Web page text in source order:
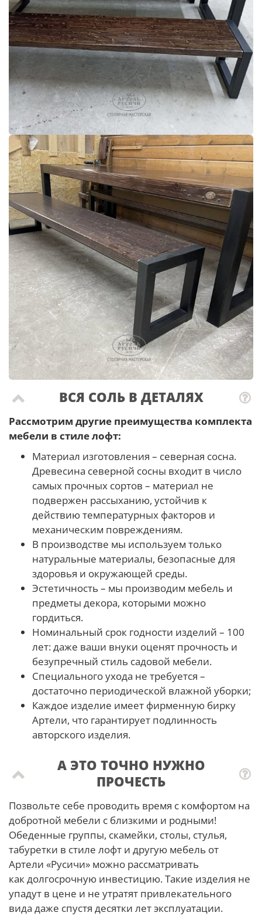
ВСЯ СОЛЬ В ДЕТАЛЯХ
Рассмотрим другие преимущества комплекта
мебели в стиле лофт:
Материал изготовления – северная сосна.
Древесина северной сосны входит в число
самых прочных сортов – материал не
подвержен рассыханию, устойчив к
действию температурных факторов и
механическим повреждениям.
В производстве мы используем только
натуральные материалы, безопасные для
здоровья и окружающей среды.
Эстетичность – мы производим мебель и
предметы декора, которыми можно
гордиться.
Номинальный срок годности изделий – 100
лет: даже ваши внуки оценят прочность и
безупречный стиль садовой мебели.
Специального ухода не требуется –
достаточно периодической влажной уборки;
Каждое изделие имеет фирменную бирку
Артели, что гарантирует подлинность
авторского изделия.
А ЭТО ТОЧНО НУЖНО
ПРОЧЕСТЬ
Позвольте себе проводить время с комфортом на
добротной мебели с близкими и родными!
Обеденные группы, скамейки, столы, стулья,
табуретки в стиле лофт и другую мебель от
Артели «Русичи» можно рассматривать
как долгосрочную инвестицию. Такие изделия не
упадут в цене и не утратят привлекательного
вида даже спустя десятки лет эксплуатации.